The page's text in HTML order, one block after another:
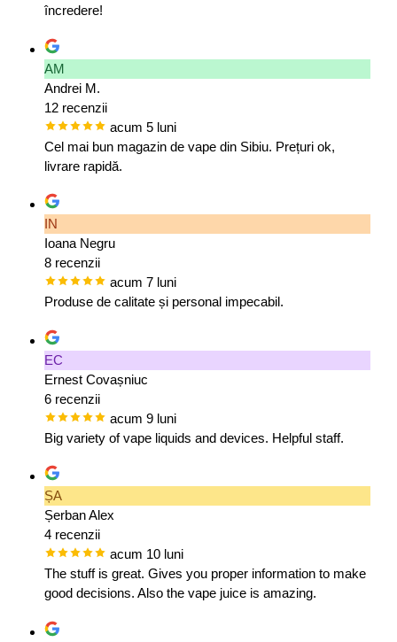
încredere!
AM
Andrei M.
12 recenzii
acum 5 luni
Cel mai bun magazin de vape din Sibiu. Prețuri ok,
livrare rapidă.
IN
Ioana Negru
8 recenzii
acum 7 luni
Produse de calitate și personal impecabil.
EC
Ernest Covașniuc
6 recenzii
acum 9 luni
Big variety of vape liquids and devices. Helpful staff.
ȘA
Șerban Alex
4 recenzii
acum 10 luni
The stuff is great. Gives you proper information to make
good decisions. Also the vape juice is amazing.